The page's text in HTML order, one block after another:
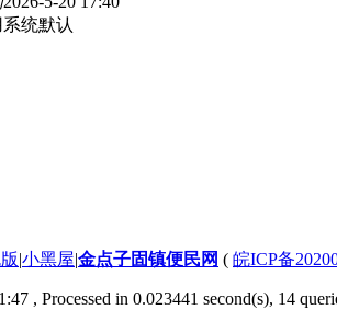
统默认
|小黑屋|金点子固镇便民网 ( 皖ICP备
, Processed in 0.023441 second(s), 14